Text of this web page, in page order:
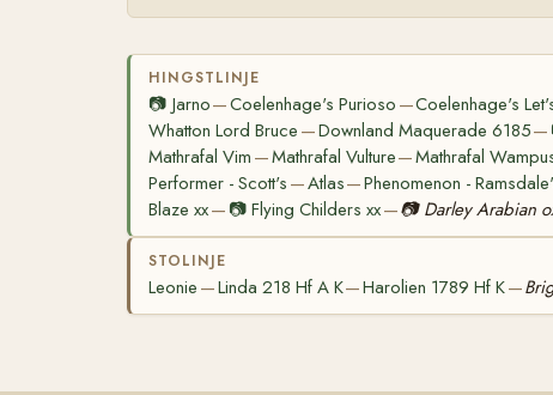
HINGSTLINJE
📷 Jarno—Coelenhage's Purioso —Coelenhage's
Whatton Lord Bruce —Downland Maquerade 6185—
Mathrafal Vim —Mathrafal Vulture—Mathrafal
Performer - Scott's —Atlas—Phenomenon -
Blaze xx— 📷Flying Childers xx—📷 Darley Arabian
STOLINJE
Leonie —Linda 218 Hf A K—Harolien 1789 Hf K—